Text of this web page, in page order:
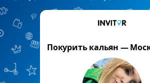
Покурить кальян —